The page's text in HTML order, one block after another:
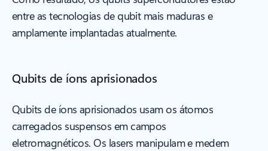
entre as tecnologias de qubit mais maduras e
amplamente implantadas atualmente.
Qubits de íons aprisionados
Qubits de íons aprisionados usam os átomos
carregados suspensos em campos
eletromagnéticos. Os lasers manipulam e medem